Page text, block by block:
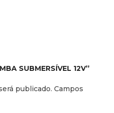
SUBMERSÍVEL 12V”
publicado. Campos